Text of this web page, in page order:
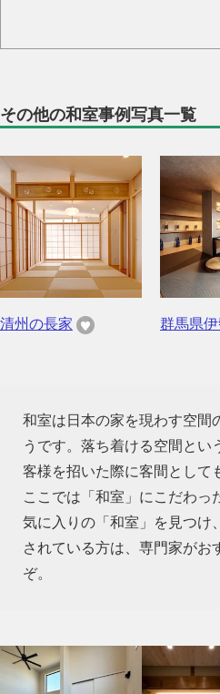
その他の和室事例写真一覧
清州の長家 群馬県
和室は日本の家を現わす空間
うです。落ち着ける空間と
客様を招いた際に客間として
ここでは「和室」にこだわ
気に入りの「和室」を見つけ
されている方は、専門家がお
ぞ。